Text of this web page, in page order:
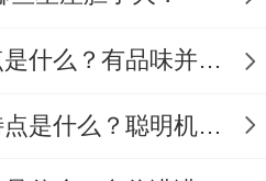
天秤座男人性格特点是什么？有品味并注重美感
水瓶座的男人性格特点是什么？聪明机智理性冷静